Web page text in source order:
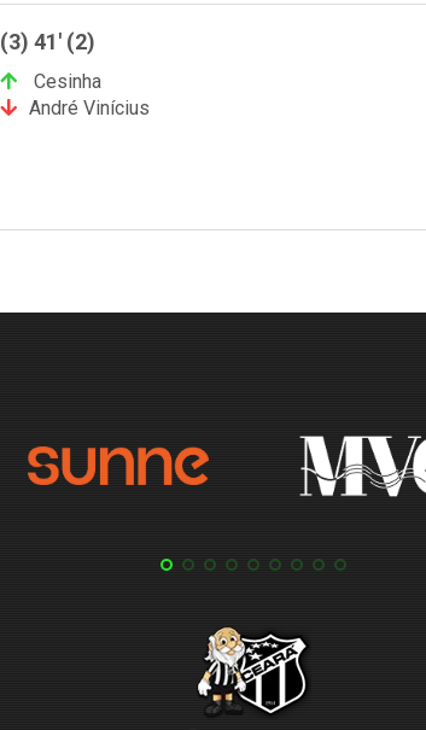
(3) 41' (2)
Cesinha
André Vinícius